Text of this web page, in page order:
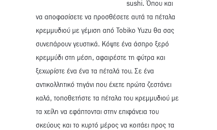
sushi. Όπου και
να αποφασίσετε να προσθέσετε αυτά τα πέταλα
κρεμμυδιού με γέμιση από Tobiko Yuzu θα σας
συνεπάρουν γευστικά. Κόψτε ένα άσπρο ξερό
κρεμμύδι στη μέση, αφαιρέστε τη φύτρα και
ξεχωρίστε ένα ένα τα πέταλά του. Σε ένα
αντικολλητικό τηγάνι που έχετε πρώτα ζεστάνει
καλά, τοποθετήστε τα πέταλα του κρεμμυδιού με
τα χείλη να εφάπτονται στην επιφάνεια του
σκεύους και το κυρτό μέρος να κοιτάει προς τα